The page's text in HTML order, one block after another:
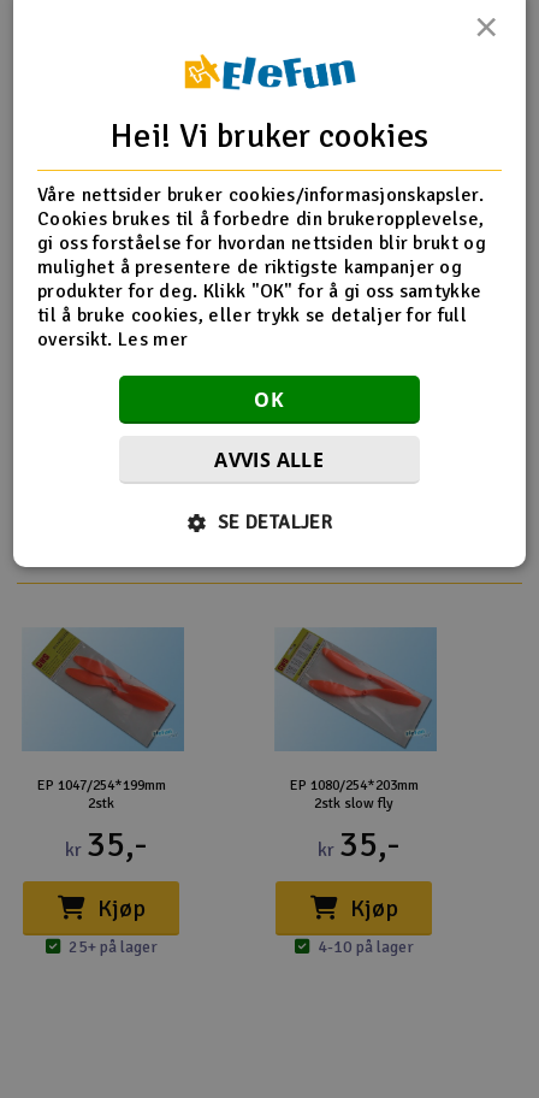
Raketter
Smarthjem, lek & hobby
Solenergi
Sparkesykler & elkjøretøy
Verktøy, utstyr & tilbehør
Tips en venn Anmeldelser
Produktinformasjon
2 stk EP 1060/254*152mm
Flere detaljer
Produktet er
GWS Funnypark ARF - EPS400C
Tiger Moth 400 (ARF)
Flere så også på
EP 1047/254*199mm
2stk
kr 35,-
Kjøp
25+ på lager
EP 1080/254*203mm
2stk slow fly
kr 35,-
Kjøp
4-10 på lager
×
Hei! Vi bruker cookies
Våre nettsider bruker cookies/informasjonskapsler.
Cookies brukes til å forbedre din brukeropplevelse,
gi oss forståelse for hvordan nettsiden blir brukt og
mulighet å presentere de riktigste kampanjer og
produkter for deg. Klikk "OK" for å gi oss samtykke
til å bruke cookies, eller trykk se detaljer for full
oversikt. Les mer
OK
AVVIS ALLE
SE DETALJER